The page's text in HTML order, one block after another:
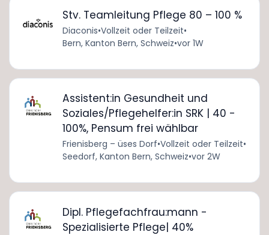
Stv. Teamleitung Pflege 80 – 100 %
Diaconis•Vollzeit oder Teilzeit•
Bern, Kanton Bern, Schweiz•vor 1W
Assistent:in Gesundheit und
Soziales/Pflegehelfer:in SRK | 40 -
100%, Pensum frei wählbar
Frienisberg – üses Dorf•Vollzeit oder Teilzeit•
Seedorf, Kanton Bern, Schweiz•vor 2W
Dipl. Pflegefachfrau:mann -
Spezialisierte Pflege| 40%